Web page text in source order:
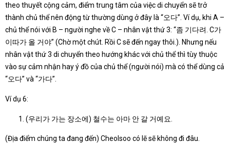
theo thuyết cộng cảm, điểm trung tâm của việc di chuyển sẽ trở
thành chủ thể nên động từ thường dùng ở đây là “오다”. Ví dụ, khi A –
chủ thể nói với B – người nghe về C – nhân vật thứ 3: “좀 기다려. C가
이따가 올 거야” (Chờ một chút. Rồi C sẽ đến ngay thôi.). Nhưng nếu
nhân vật thứ 3 di chuyển theo hướng khác với chủ thể thì tùy thuộc
vào sự cảm nhận hay ý đồ của chủ thể (người nói) mà có thể dùng cả
“오다” và “가다”.
Ví dụ 6:
(우리가 가는 장소에) 철수는 아마 안 갈 거예요.
(Địa điểm chúng ta đang đến) Cheolsoo có lẽ sẽ không đi đâu.